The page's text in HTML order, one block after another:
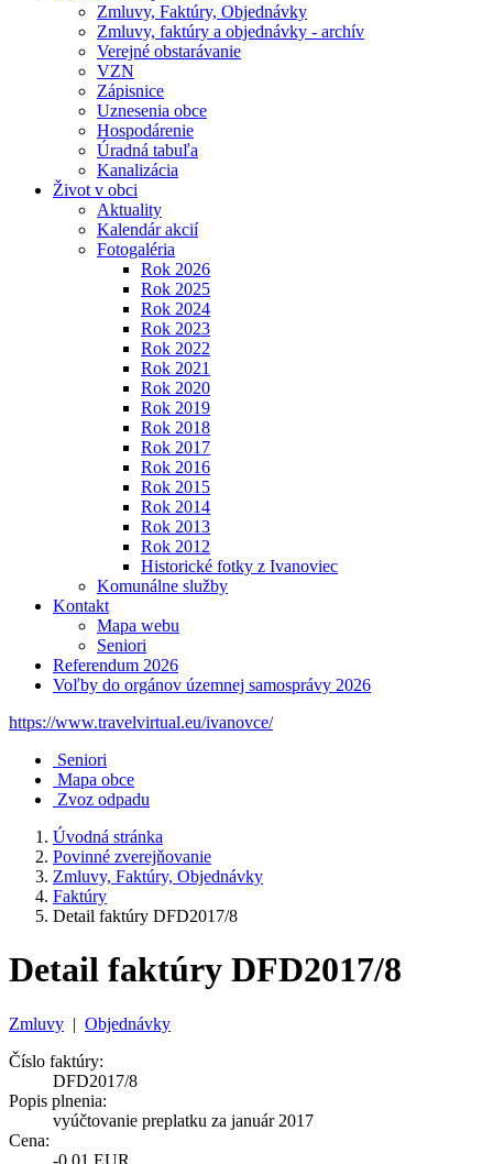
Zmluvy, Faktúry, Objednávky
Zmluvy, faktúry a objednávky - archív
Verejné obstarávanie
VZN
Zápisnice
Uznesenia obce
Hospodárenie
Úradná tabuľa
Kanalizácia
Život v obci
Aktuality
Kalendár akcií
Fotogaléria
Rok 2026
Rok 2025
Rok 2024
Rok 2023
Rok 2022
Rok 2021
Rok 2020
Rok 2019
Rok 2018
Rok 2017
Rok 2016
Rok 2015
Rok 2014
Rok 2013
Rok 2012
Historické fotky z Ivanoviec
Komunálne služby
Kontakt
Mapa webu
Seniori
Referendum 2026
Voľby do orgánov územnej samosprávy 2026
https://www.travelvirtual.eu/ivanovce/
Seniori
Mapa obce
Zvoz odpadu
Úvodná stránka
Povinné zverejňovanie
Zmluvy, Faktúry, Objednávky
Faktúry
Detail faktúry DFD2017/8
Detail faktúry DFD2017/8
Zmluvy | Objednávky
Číslo faktúry:
DFD2017/8
Popis plnenia:
vyúčtovanie preplatku za január 2017
Cena:
-0,01 EUR